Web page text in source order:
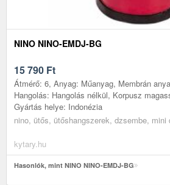
NINO NINO-EMDJ-BG
15 790 Ft
Átmérő: 6, Anyag: Műanyag, Membrán
Hangolás: Hangolás nélkül, Korpusz
Gyártás helye: Indonézia
nino, ütős, ütőshangszerek, dzsembe, mini
kytary.hu
Hasonlók, mint NINO NINO-EMDJ-BG